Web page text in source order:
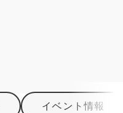
イベント情報